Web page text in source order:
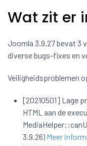
Wat zit er
Joomla 3.9.27 bevat 3
diverse bugs-fixes en
Veiligheidsproblemen
[20210501] Lage
HTML aan de
3.9.26) Meer